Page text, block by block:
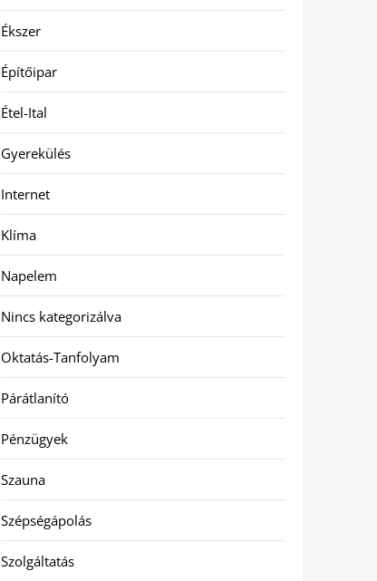
Ékszer
Építőipar
Étel-Ital
Gyerekülés
Internet
Klíma
Napelem
Nincs kategorizálva
Oktatás-Tanfolyam
Párátlanító
Pénzügyek
Szauna
Szépségápolás
Szolgáltatás